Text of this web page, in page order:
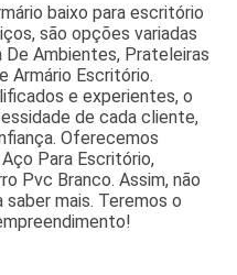
baixo para escritório
são opções variadas
Ambientes, Prateleiras
Armário Escritório.
e experientes, o
de cada cliente,
Oferecemos
Para Escritório,
Pvc Branco. Assim, não
mais. Teremos o